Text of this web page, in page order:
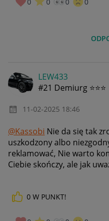
0 0 0 0
LEW433
#21 Demiurg ⭐⭐⭐
‎11-02-2025 18:46
@Kassobi Nie da się tak
uszkodzony albo
reklamować, Nie warto
Ciebie skończy, ale jak
0 W PUNKT!